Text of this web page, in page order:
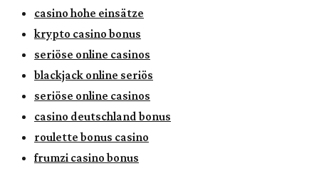
casino hohe einsätze
krypto casino bonus
seriöse online casinos
blackjack online seriös
seriöse online casinos
casino deutschland bonus
roulette bonus casino
frumzi casino bonus